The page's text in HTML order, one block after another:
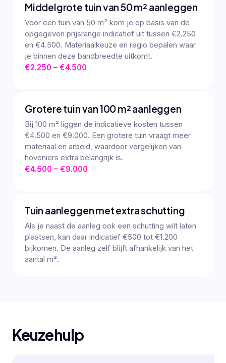
Middelgrote tuin van 50 m² aanleggen
Voor een tuin van 50 m² kom je op basis van de
opgegeven prijsrange indicatief uit tussen €2.250
en €4.500. Materiaalkeuze en regio bepalen waar
je binnen deze bandbreedte uitkomt.
€2.250 – €4.500
Grotere tuin van 100 m² aanleggen
Bij 100 m² liggen de indicatieve kosten tussen
€4.500 en €9.000. Een grotere tuin vraagt meer
materiaal en arbeid, waardoor vergelijken van
hoveniers extra belangrijk is.
€4.500 – €9.000
Tuin aanleggen met extra schutting
Als je naast de aanleg ook een schutting wilt laten
plaatsen, kan daar indicatief €500 tot €1.200
bijkomen. De aanleg zelf blijft afhankelijk van het
aantal m².
Keuzehulp